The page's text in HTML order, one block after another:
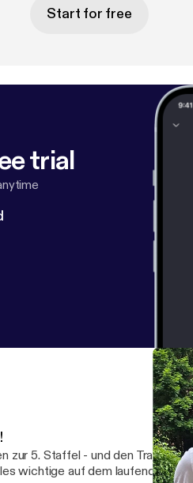
Start for free
trial
wichtige auf dem laufenden,